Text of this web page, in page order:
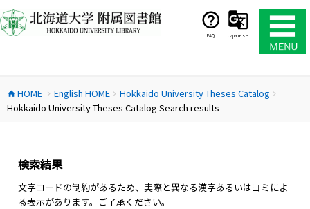
ン
テ
ス
キ
FAQ Japanese
home HOME chevron_right English HOMEchevron_right Hokkaido University Theses Catalog chevron_right
Hokkaido University Theses Catalog Search results
検索結果
文字コードの制約があるため、実際と異なる漢字あるいはヨミによ
る表示があります。ご了承ください。